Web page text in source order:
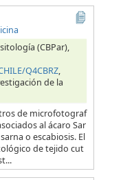
(CBPar),
Q4CBRZ,
de la
de microfotograf
al ácaro Sar
o escabiosis. El
de tejido cut